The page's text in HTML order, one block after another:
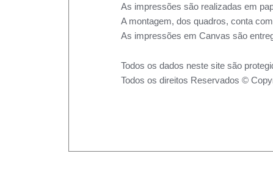
As impressões são realizadas em
A montagem, dos quadros, conta
As impressões em Canvas são
Todos os dados neste site são
Todos os direitos Reservados ©